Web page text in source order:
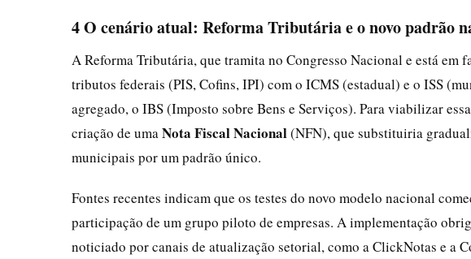
4 O cenário atual: Reforma Tributária e o novo padrão
A Reforma Tributária, que tramita no Congresso Nacional e está em
tributos federais (PIS, Cofins, IPI) com o ICMS (estadual) e o ISS
agregado, o IBS (Imposto sobre Bens e Serviços). Para viabilizar
criação de uma Nota Fiscal Nacional(NFN), que substituiria
municipais por um padrão único.
Fontes recentes indicam que os testes do novo modelo nacional
participação de um grupo piloto de empresas. A implementação
noticiado por canais de atualização setorial, como a ClickNotas e a